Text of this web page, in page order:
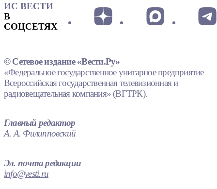
ИС ВЕСТИ
В
СОЦСЕТЯХ
© Сетевое издание «Вести.Ру»
«Федеральное государственное унитарное предприятие
Всероссийская государственная телевизионная и
радиовещательная компания» (ВГТРК).
Главный редактор
А. А. Филипповский
Эл. почта редакции
info@vesti.ru